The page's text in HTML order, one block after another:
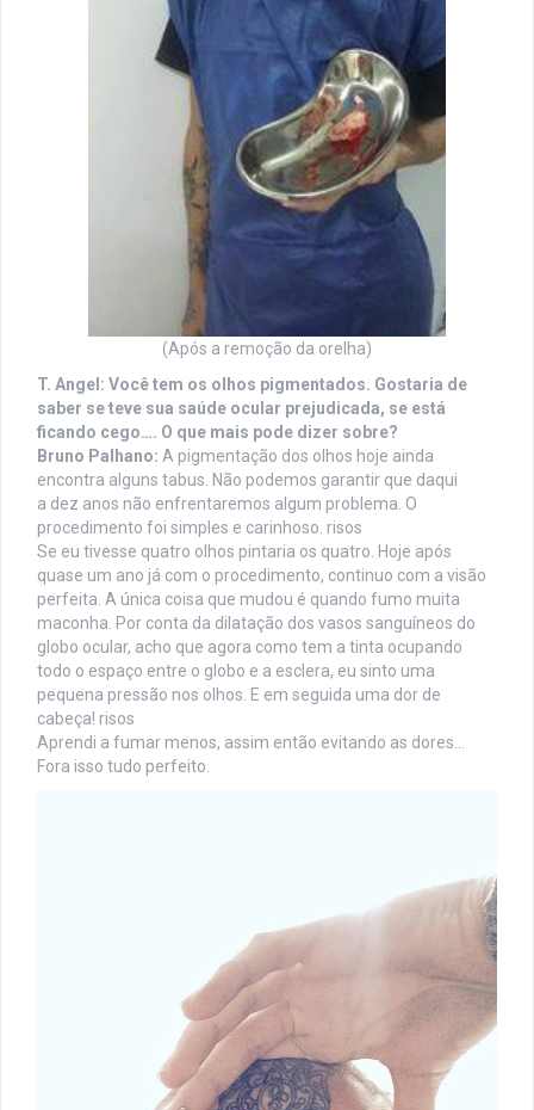
(Após a remoção da orelha)
T. Angel: Você tem os olhos pigmentados. Gostaria de
saber se teve sua saúde ocular prejudicada, se está
ficando cego…. O que mais pode dizer sobre?
Bruno Palhano: A pigmentação dos olhos hoje ainda
encontra alguns tabus. Não podemos garantir que daqui
a dez anos não enfrentaremos algum problema. O
procedimento foi simples e carinhoso. risos
Se eu tivesse quatro olhos pintaria os quatro. Hoje após
quase um ano já com o procedimento, continuo com a visão
perfeita. A única coisa que mudou é quando fumo muita
maconha. Por conta da dilatação dos vasos sanguíneos do
globo ocular, acho que agora como tem a tinta ocupando
todo o espaço entre o globo e a esclera, eu sinto uma
pequena pressão nos olhos. E em seguida uma dor de
cabeça! risos
Aprendi a fumar menos, assim então evitando as dores…
Fora isso tudo perfeito.